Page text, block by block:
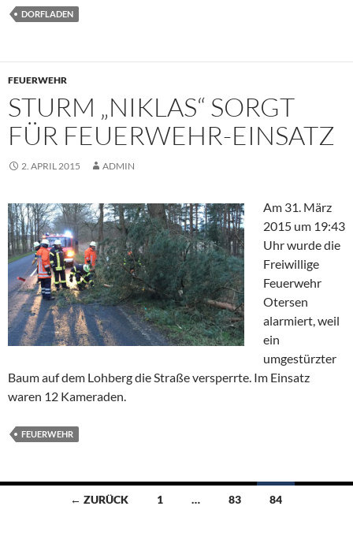
DORFLADEN
FEUERWEHR
STURM „NIKLAS“ SORGT
FÜR FEUERWEHR-EINSATZ
2. APRIL 2015 ADMIN
Am 31. März
2015 um 19:43
Uhr wurde die
Freiwillige
Feuerwehr
Otersen
alarmiert, weil
ein
umgestürzter
Baum auf dem Lohberg die Straße versperrte. Im Einsatz
waren 12 Kameraden.
FEUERWEHR
Beitragsnavigation
← ZURÜCK 1 … 83 84